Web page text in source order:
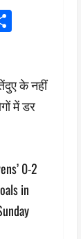
के नहीं
में डर
0-2
in